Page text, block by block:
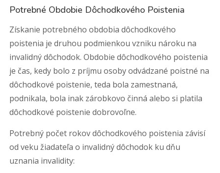
Potrebné Obdobie Dôchodkového Poistenia
Získanie potrebného obdobia dôchodkového
poistenia je druhou podmienkou vzniku nároku na
invalidný dôchodok. Obdobie dôchodkového poistenia
je čas, kedy bolo z príjmu osoby odvádzané poistné na
dôchodkové poistenie, teda bola zamestnaná,
podnikala, bola inak zárobkovo činná alebo si platila
dôchodkové poistenie dobrovoľne.
Potrebný počet rokov dôchodkového poistenia závisí
od veku žiadateľa o invalidný dôchodok ku dňu
uznania invalidity: